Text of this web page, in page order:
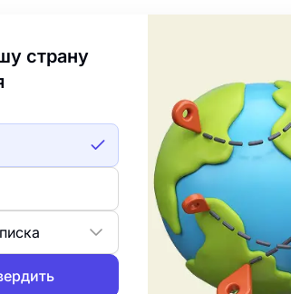
страну
to Turbologo! This page is available in another
ИИ лого
профессиональный логотип в